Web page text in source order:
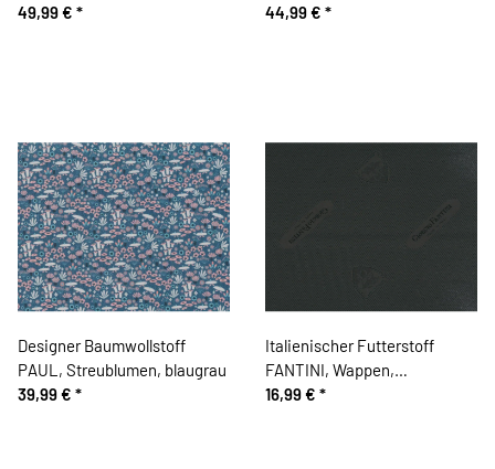
49,99 € *
Rauten, braun
44,99 € *
Designer Baumwollstoff
PAUL, Streublumen, blaugrau
39,99 € *
Italienischer Futterstoff
FANTINI, Wappen,
schwarzbraun
16,99 € *